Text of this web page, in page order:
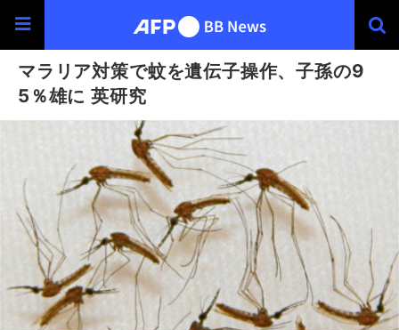
マラリア対策で蚊を遺伝子操作、子孫の9
5％雄に 英研究